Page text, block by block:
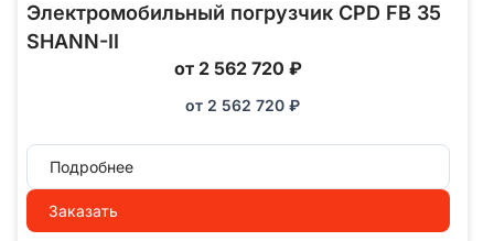
Электромобильный погрузчик CPD FB 35
SHANN-II
от 2 562 720 ₽
от 2 562 720 ₽
Подробнее
Заказать